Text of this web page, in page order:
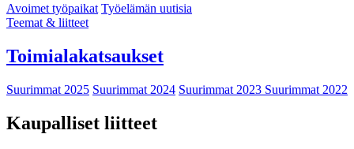
Avoimet työpaikat Työelämän uutisia
Teemat & liitteet
Toimialakatsaukset
Suurimmat 2025 Suurimmat 2024 Suurimmat 2023 Suurimmat 2022
Kaupalliset liitteet